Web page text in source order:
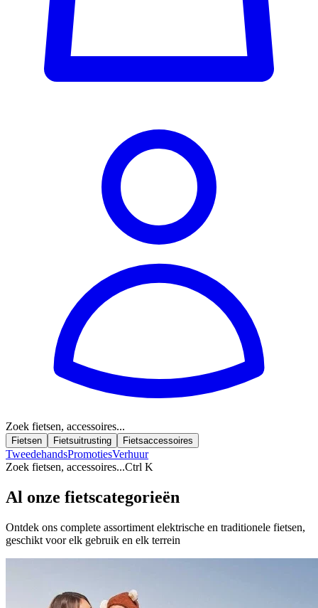
Zoek fietsen, accessoires...
Fietsen Fietsuitrusting Fietsaccessoires
TweedehandsPromotiesVerhuur
Zoek fietsen, accessoires...Ctrl K
Al onze fietscategorieën
Ontdek ons complete assortiment elektrische en traditionele fietsen,
geschikt voor elk gebruik en elk terrein